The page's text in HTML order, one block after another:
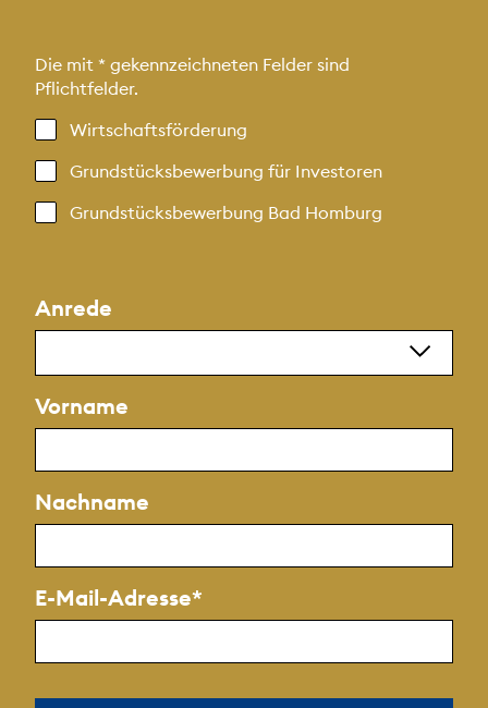
Die mit * gekennzeichneten Felder sind
Pflichtfelder.
KategorienWirtschaftsförderung
Grundstücksbewerbung für Investoren
Grundstücksbewerbung Bad Homburg
Anrede
Vorname
Nachname
E-Mail-Adresse